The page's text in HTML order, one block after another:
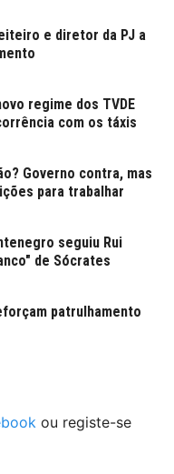
e diretor da PJ a
regime dos TVDE
com os táxis
Governo contra, mas
para trabalhar
seguiu Rui
de Sócrates
patrulhamento
ou registe-se